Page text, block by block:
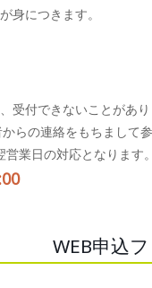
身につきます。
受付できないことがあ
らの連絡をもちまして参
業日の対応となります。
WEB申込